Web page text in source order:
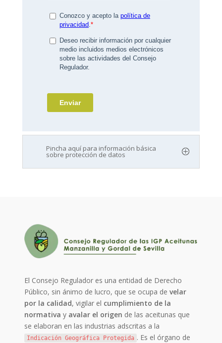
Pincha aquí para información básica
sobre protección de datos
El Consejo Regulador es una entidad de Derecho
Público, sin ánimo de lucro, que se ocupa develar
por la calidad, vigilar el cumplimiento de la
normativa y avalar el origen de las aceitunas que
se elaboran en las industrias adscritas a la
Indicación Geográfica Protegida . Es el órgano de